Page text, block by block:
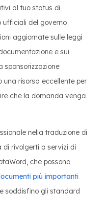
al tuo status di
ufficiali del governo
aggiornate sulle leggi
e sui
sponsorizzazione
una risorsa eccellente per
che la domanda venga
nella traduzione di
di rivolgerti a servizi di
che possono
più importanti
soddisfino gli standard